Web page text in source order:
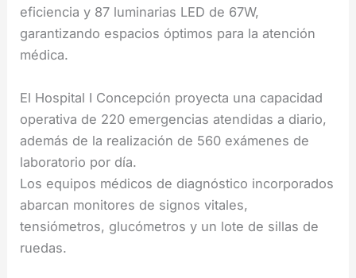
eficiencia y 87 luminarias LED de 67W,
garantizando espacios óptimos para la atención
médica.
El Hospital I Concepción proyecta una capacidad
operativa de 220 emergencias atendidas a diario,
además de la realización de 560 exámenes de
laboratorio por día.
Los equipos médicos de diagnóstico incorporados
abarcan monitores de signos vitales,
tensiómetros, glucómetros y un lote de sillas de
ruedas.